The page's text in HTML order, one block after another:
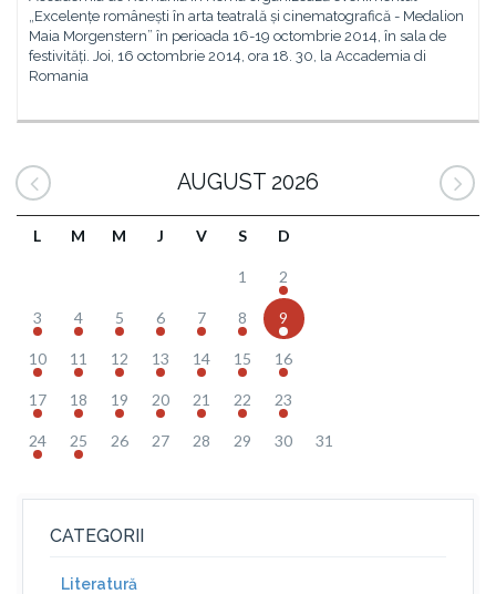
„Excelențe românești în arta teatrală și cinematografică - Medalion
Maia Morgenstern” în perioada 16-19 octombrie 2014, în sala de
festivități. Joi, 16 octombrie 2014, ora 18. 30, la Accademia di
Romania
AUGUST 2026
L M M J V S D
1 2
3 4 5 6 7 8 9
10 11 12 13 14 15 16
17 18 19 20 21 22 23
24 25 26 27 28 29 30 31
CATEGORII
Literatură